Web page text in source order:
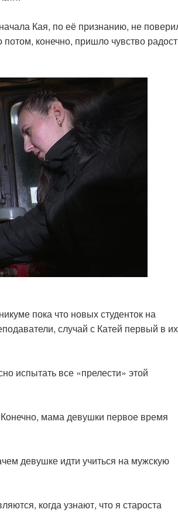
Кая, по её признанию, не
конечно, пришло чувство
пока что новых студенток на
случай с Катей первый в их
испытать все «прелести» этой
мама девушки первое время
девушке идти учиться на мужскую
когда узнают, что я староста